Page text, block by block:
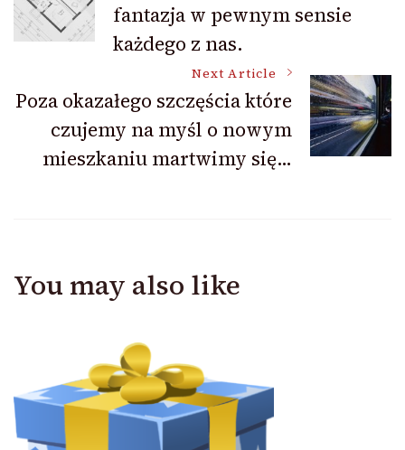
Navigationfantazja w pewnym sensie
każdego z nas.
Next Article
Poza okazałego szczęścia które
czujemy na myśl o nowym
mieszkaniu martwimy się…
You may also like